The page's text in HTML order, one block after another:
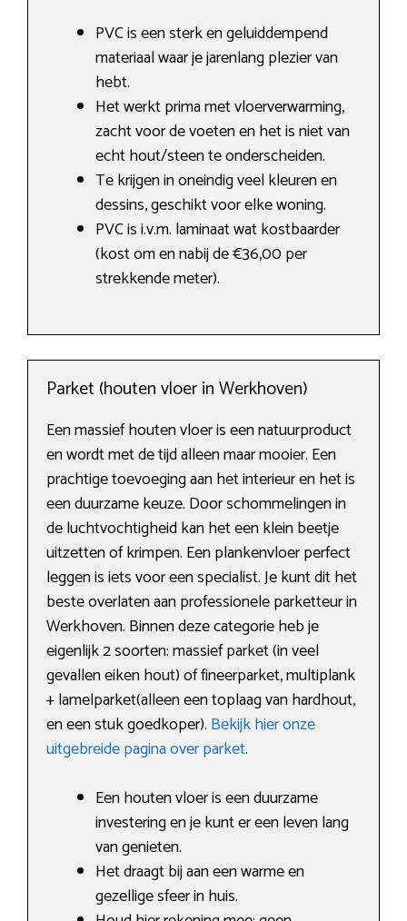
PVC is een sterk en geluiddempend
materiaal waar je jarenlang plezier van
hebt.
Het werkt prima met vloerverwarming,
zacht voor de voeten en het is niet van
echt hout/steen te onderscheiden.
Te krijgen in oneindig veel kleuren en
dessins, geschikt voor elke woning.
PVC is i.v.m. laminaat wat kostbaarder
(kost om en nabij de €36,00 per
strekkende meter).
Parket (houten vloer in Werkhoven)
Een massief houten vloer is een natuurproduct
en wordt met de tijd alleen maar mooier. Een
prachtige toevoeging aan het interieur en het is
een duurzame keuze. Door schommelingen in
de luchtvochtigheid kan het een klein beetje
uitzetten of krimpen. Een plankenvloer perfect
leggen is iets voor een specialist. Je kunt dit het
beste overlaten aan professionele parketteur in
Werkhoven. Binnen deze categorie heb je
eigenlijk 2 soorten: massief parket (in veel
gevallen eiken hout) of fineerparket, multiplank
+ lamelparket(alleen een toplaag van hardhout,
en een stuk goedkoper). Bekijk hier onze
uitgebreide pagina over parket.
Een houten vloer is een duurzame
investering en je kunt er een leven lang
van genieten.
Het draagt bij aan een warme en
gezellige sfeer in huis.